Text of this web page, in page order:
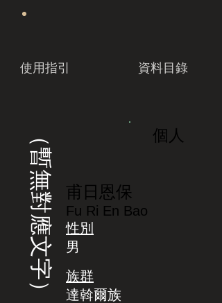
使用指引 資料目錄
（暫無對應文字） 個人
甫日恩保
Fu Ri En Bao
性別
男
族群
達斡爾族